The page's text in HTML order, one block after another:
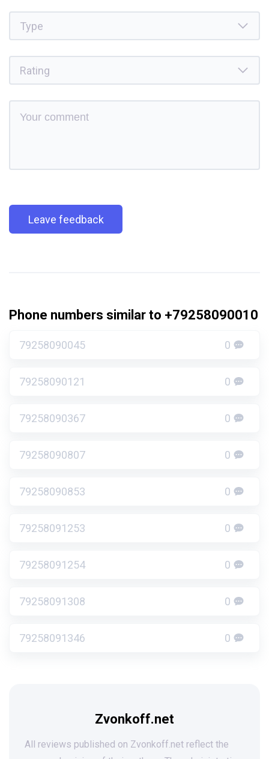
Leave feedback
Phone numbers similar to +79258090010
79258090045 0
79258090121 0
79258090367 0
79258090807 0
79258090853 0
79258091253 0
79258091254 0
79258091308 0
79258091346 0
Zvonkoff.net
All reviews published on Zvonkoff.net reflect the